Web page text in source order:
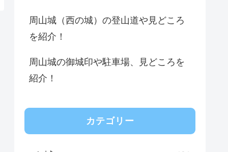
周山城（西の城）の登山道や見どころ
を紹介！
周山城の御城印や駐車場、見どころを
紹介！
カテゴリー